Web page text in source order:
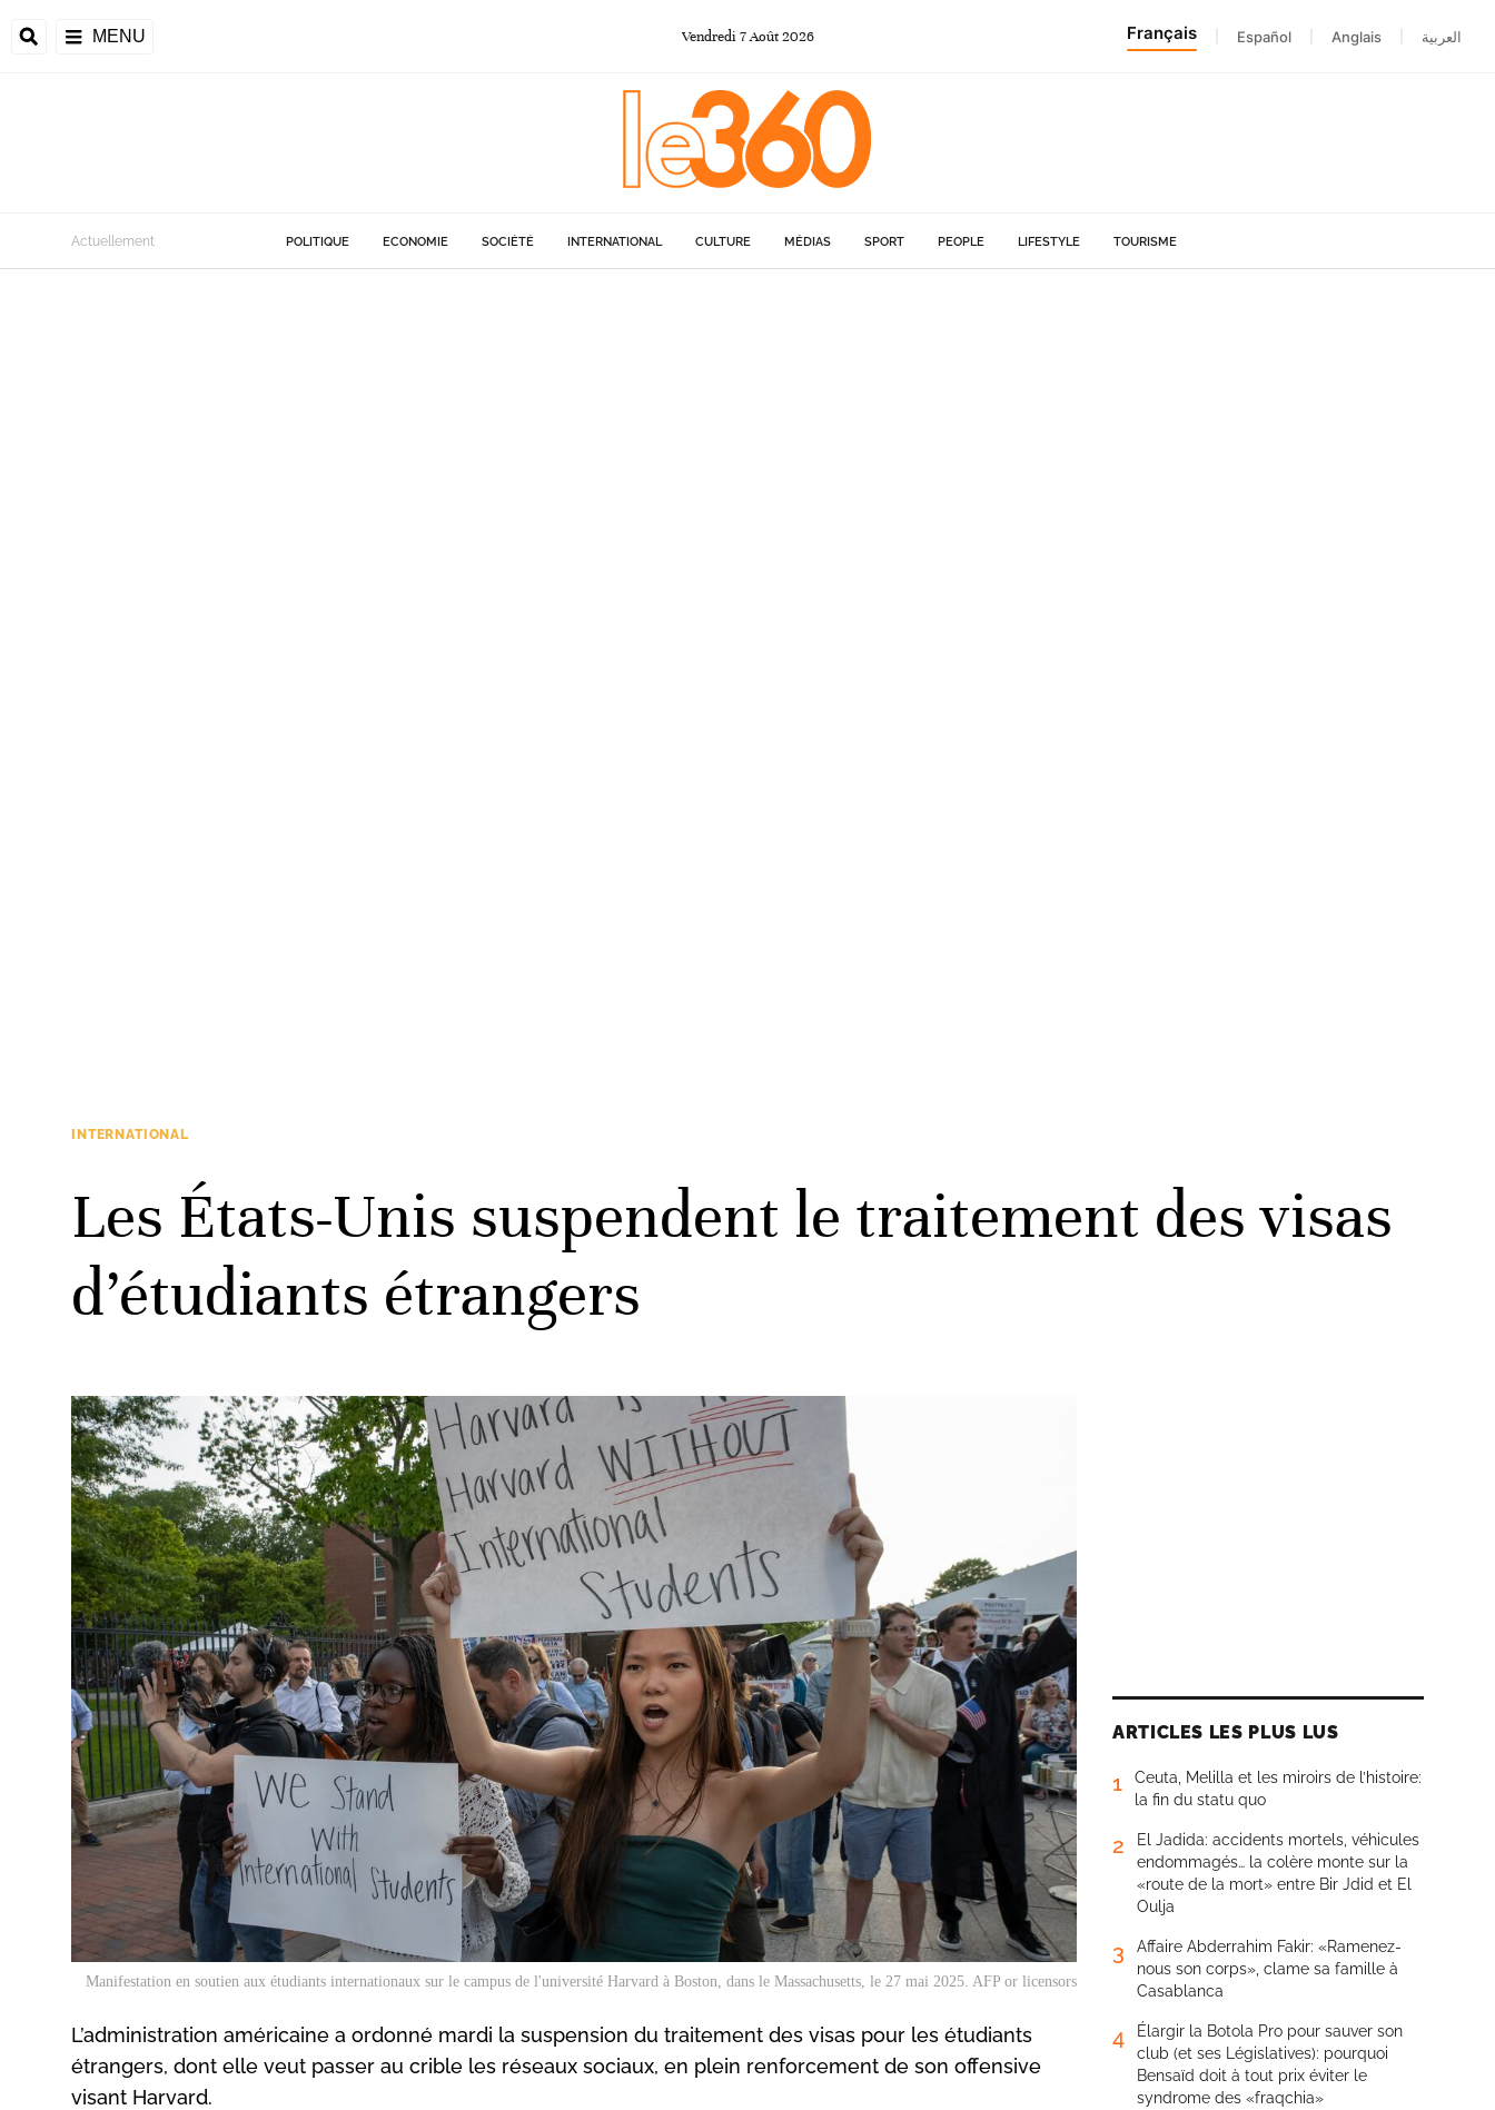
MENU Vendredi 7Août 2026 Français Español Anglais العربية
Actuellement POLITIQUE ECONOMIE SOCIÉTÉ INTERNATIONAL CULTURE MÉDIAS SPORT PEOPLE LIFESTYLE TOURISME
INTERNATIONAL
Les États-Unis suspendent le traitement des visas
d’étudiants étrangers
Manifestation en soutien aux étudiants internationaux sur le campus de l'université Harvard à Boston, dans le Massachusetts, le 27 mai 2025. AFP or licensors
L’administration américaine a ordonné mardi la suspension du traitement des visas pour les étudiants
étrangers, dont elle veut passer au crible les réseaux sociaux, en plein renforcement de son offensive
visant Harvard.
ARTICLES LES PLUS LUS
1
Ceuta, Melilla et les miroirs de l’histoire:
la fin du statu quo
2
El Jadida: accidents mortels, véhicules
endommagés… la colère monte sur la
«route de la mort» entre Bir Jdid et El
Oulja
3
Affaire Abderrahim Fakir: «Ramenez-
nous son corps», clame sa famille à
Casablanca
4
Élargir la Botola Pro pour sauver son
club (et ses Législatives): pourquoi
Bensaïd doit à tout prix éviter le
syndrome des «fraqchia»